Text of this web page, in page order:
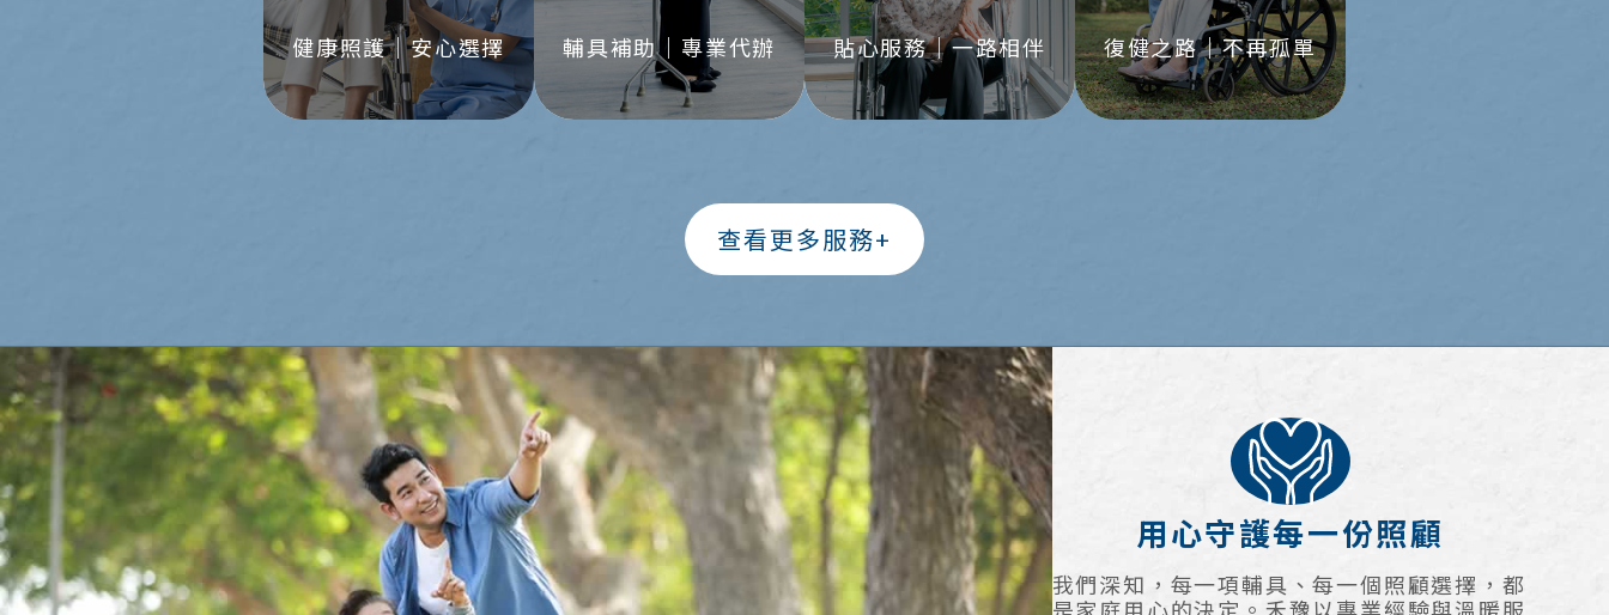
健康照護｜安心選擇 輔具補助｜專業代辦 貼心服務｜一路相伴 復健之路｜不再孤單
查看更多服務+
用心守護每一份照顧
我們深知，每一項輔具、每一個照顧選擇，都
是家庭用心的決定。禾豫以專業經驗與溫暖服